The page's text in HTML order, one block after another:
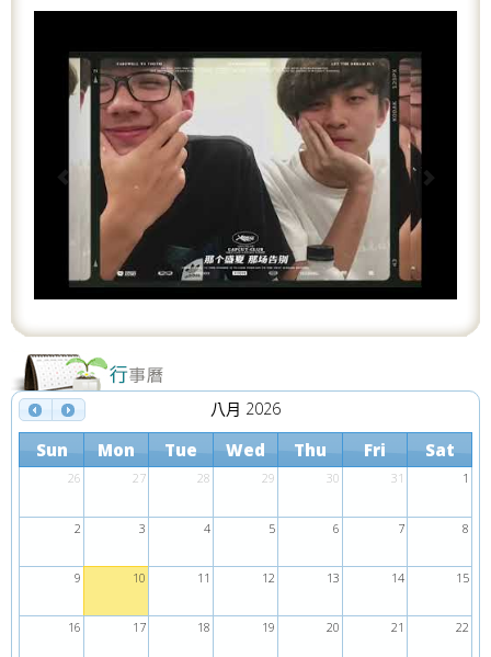
e
x
t
八月 2026
Sun Mon Tue Wed Thu Fri Sat
26 27 28 29 30 31 1
2 3 4 5 6 7 8
9 10 11 12 13 14 15
16 17 18 19 20 21 22